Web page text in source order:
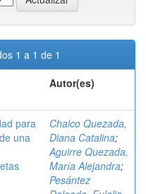
1 a 1 de 1
Autor(es)
para
una
Chalco Quezada,
Diana Catalina;
Aguirre Quezada,
María Alejandra;
Pesántez